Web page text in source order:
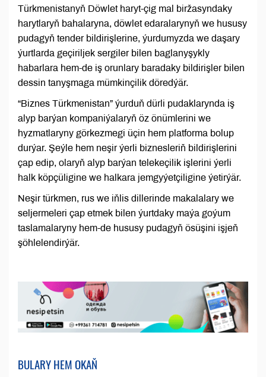
Türkmenistanyň Döwlet haryt-çig mal biržasyndaky
harytlaryň bahalaryna, döwlet edaralarynyň we hususy
pudagyň tender bildirişlerine, ýurdumyzda we daşary
ýurtlarda geçiriljek sergiler bilen baglanyşykly
habarlara hem-de iş orunlary baradaky bildirişler bilen
dessin tanyşmaga mümkinçilik döredýär.
“Biznes Türkmenistan” ýurduň dürli pudaklarynda iş
alyp barýan kompaniýalaryň öz önümlerini we
hyzmatlaryny görkezmegi üçin hem platforma bolup
durýar. Şeýle hem neşir ýerli biznesleriň bildirişlerini
çap edip, olaryň alyp barýan telekeçilik işlerini ýerli
halk köpçüligine we halkara jemgyýetçiligine ýetirýär.
Neşir türkmen, rus we iňlis dillerinde makalalary we
seljermeleri çap etmek bilen ýurtdaky maýa goýum
taslamalaryny hem-de hususy pudagyň ösüşini işjeň
şöhlelendirýär.
BULARY HEM OKAŇ